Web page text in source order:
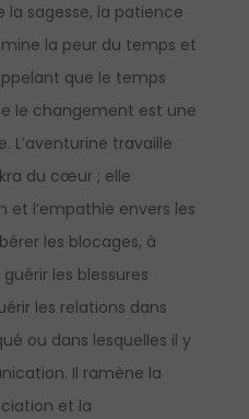
la sagesse, la patience
la peur du temps et
que le temps
le changement est une
L’aventurine travaille
du cœur ; elle
et l’empathie envers les
les blocages, à
les blessures
les relations dans
ou dans lesquelles il y
Il ramène la
et la